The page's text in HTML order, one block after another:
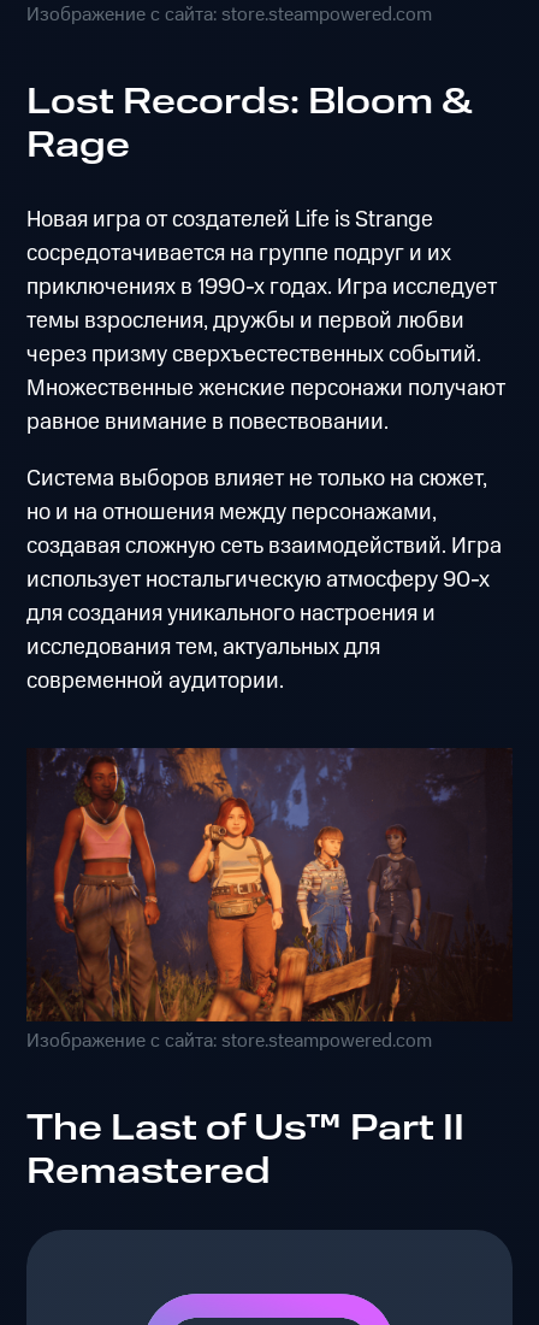
Изображение с сайта: store.steampowered.com
Lost Records: Bloom &
Rage
Новая игра от создателей Life is Strange
сосредотачивается на группе подруг и их
приключениях в 1990-х годах. Игра исследует
темы взросления, дружбы и первой любви
через призму сверхъестественных событий.
Множественные женские персонажи получают
равное внимание в повествовании.
Система выборов влияет не только на сюжет,
но и на отношения между персонажами,
создавая сложную сеть взаимодействий. Игра
использует ностальгическую атмосферу 90-х
для создания уникального настроения и
исследования тем, актуальных для
современной аудитории.
Изображение с сайта: store.steampowered.com
The Last of Us™ Part II
Remastered